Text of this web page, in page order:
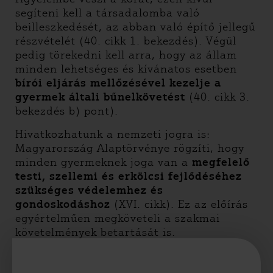
segíteni kell a társadalomba való
beilleszkedését, az abban való építő jellegű
részvételét (40. cikk 1. bekezdés). Végül
pedig törekedni kell arra, hogy az állam
minden lehetséges és kívánatos esetben
bírói eljárás mellőzésével kezelje a
gyermek általi bűnelkövetést (40. cikk 3.
bekezdés b) pont).
Hivatkozhatunk a nemzeti jogra is:
Magyarország Alaptörvénye rögzíti, hogy
minden gyermeknek joga van a megfelelő
testi, szellemi és erkölcsi fejlődéséhez
szükséges védelemhez és
gondoskodáshoz (XVI. cikk). Ez az előírás
egyértelműen megköveteli a szakmai
követelmények betartását is.